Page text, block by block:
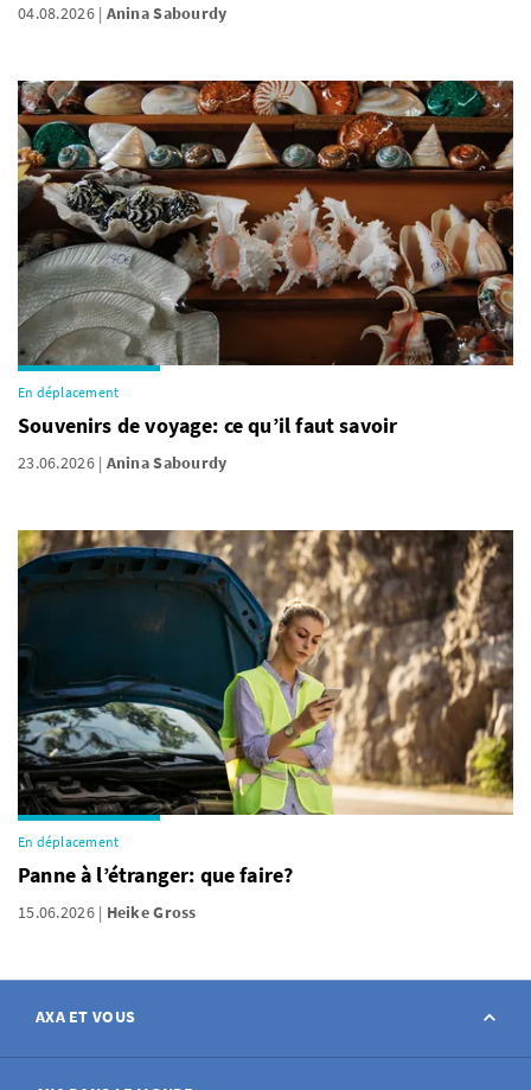
04.08.2026 Anina Sabourdy
En déplacement
Souvenirs de voyage: ce qu’il faut savoir
23.06.2026 Anina Sabourdy
En déplacement
Panne à l’étranger: que faire?
15.06.2026 Heike Gross
AXA ET VOUS